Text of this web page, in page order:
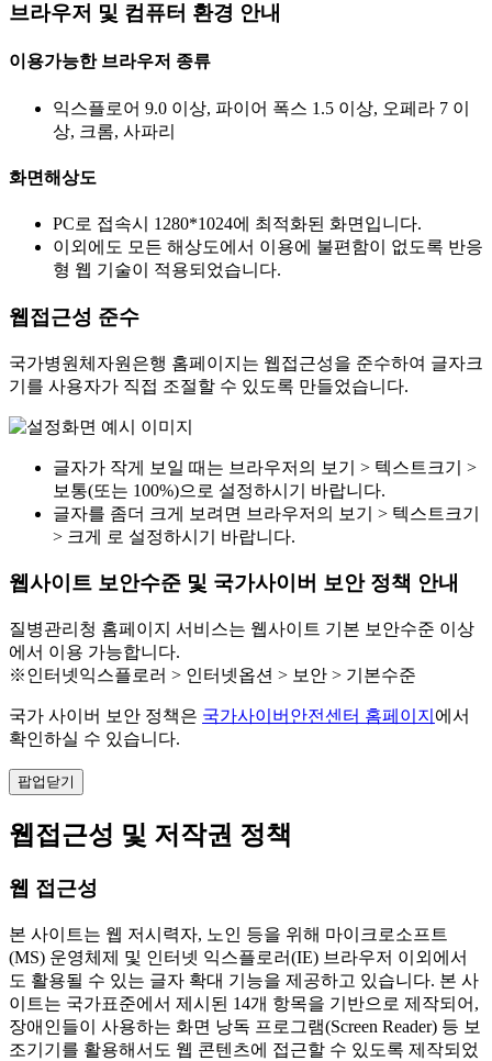
브라우저 및 컴퓨터 환경 안내
이용가능한 브라우저 종류
익스플로어 9.0 이상, 파이어 폭스 1.5 이상, 오페라 7 이
상, 크롬, 사파리
화면해상도
PC로 접속시 1280*1024에 최적화된 화면입니다.
이외에도 모든 해상도에서 이용에 불편함이 없도록 반응
형 웹 기술이 적용되었습니다.
웹접근성 준수
국가병원체자원은행 홈페이지는 웹접근성을 준수하여 글자크
기를 사용자가 직접 조절할 수 있도록 만들었습니다.
글자가 작게 보일 때는 브라우저의 보기 > 텍스트크기 >
보통(또는 100%)으로 설정하시기 바랍니다.
글자를 좀더 크게 보려면 브라우저의 보기 > 텍스트크기
> 크게 로 설정하시기 바랍니다.
웹사이트 보안수준 및 국가사이버 보안 정책 안내
질병관리청 홈페이지 서비스는 웹사이트 기본 보안수준 이상
에서 이용 가능합니다.
※인터넷익스플로러 > 인터넷옵션 > 보안 > 기본수준
국가 사이버 보안 정책은 국가사이버안전센터 홈페이지 에서
확인하실 수 있습니다.
팝업닫기
웹접근성 및 저작권 정책
웹 접근성
본 사이트는 웹 저시력자, 노인 등을 위해 마이크로소프트
(MS) 운영체제 및 인터넷 익스플로러(IE) 브라우저 이외에서
도 활용될 수 있는 글자 확대 기능을 제공하고 있습니다. 본 사
이트는 국가표준에서 제시된 14개 항목을 기반으로 제작되어,
장애인들이 사용하는 화면 낭독 프로그램(Screen Reader) 등 보
조기기를 활용해서도 웹 콘텐츠에 접근할 수 있도록 제작되었